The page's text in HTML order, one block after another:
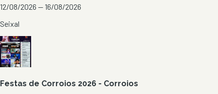
12/08/2026 — 16/08/2026
Seixal
Festas de Corroios 2026 - Corroios